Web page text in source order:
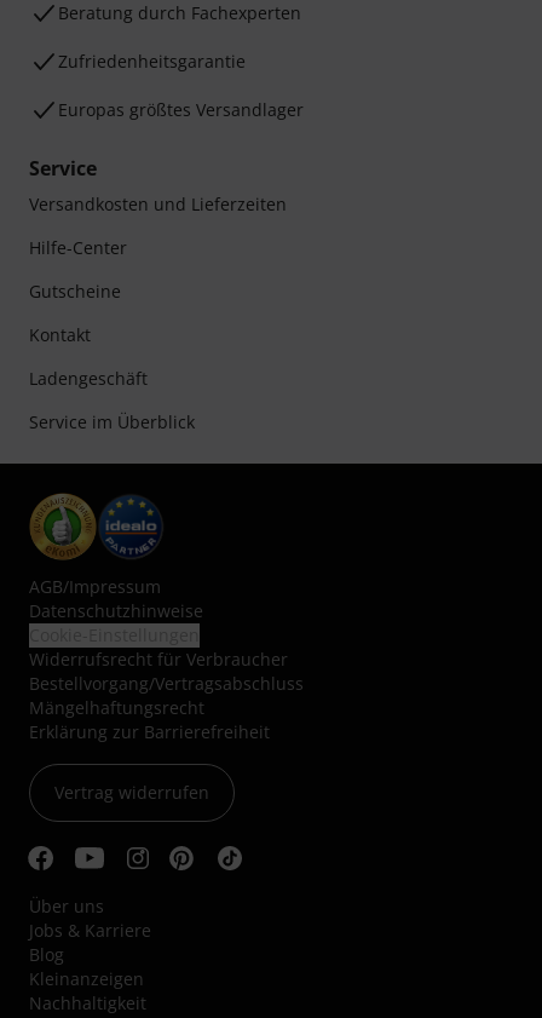
Beratung durch Fachexperten
Zufriedenheitsgarantie
Europas größtes Versandlager
Service
Versandkosten und Lieferzeiten
Hilfe-Center
Gutscheine
Kontakt
Ladengeschäft
Service im Überblick
AGB/Impressum
Datenschutzhinweise
Widerrufsrecht für Verbraucher
Bestellvorgang/Vertragsabschluss
Mängelhaftungsrecht
Erklärung zur Barrierefreiheit
Vertrag widerrufen
Über uns
Jobs & Karriere
Blog
Kleinanzeigen
Nachhaltigkeit